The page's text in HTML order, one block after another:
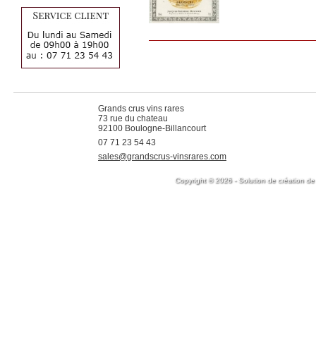
Grands crus vins rares
73 rue du chateau
92100 Boulogne-Billancourt
07 71 23 54 43
sales@grandscrus-vinsrares.com
Copyright © 2026 - Solution de création